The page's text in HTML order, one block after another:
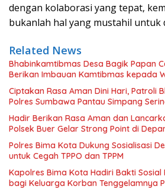
dengan kolaborasi yang tepat,
bukanlah hal yang mustahil untuk
Related News
Bhabinkamtibmas Desa Bagik Papan
Berikan Imbauan Kamtibmas kepada
Ciptakan Rasa Aman Dini Hari, Patroli
Polres Sumbawa Pantau Simpang
Hadir Berikan Rasa Aman dan
Polsek Buer Gelar Strong Point di
Polres Bima Kota Dukung Sosialisasi
untuk Cegah TPPO dan TPPM
Kapolres Bima Kota Hadiri Bakti Sosial
bagi Keluarga Korban Tenggelamnya